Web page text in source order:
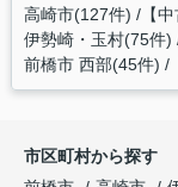
高崎市(127件) 【中
伊勢崎・玉村(75件)
前橋市 西部(45件)
市区町村から探す